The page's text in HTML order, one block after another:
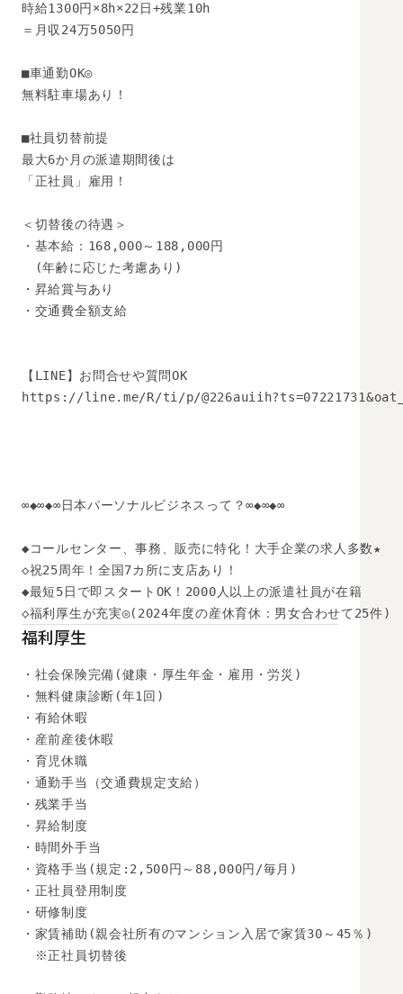
時給1300円×8h×22日+残業10h
＝月収24万5050円
■車通勤OK◎
無料駐車場あり！
■社員切替前提
最大6か月の派遣期間後は
「正社員」雇用！
＜切替後の待遇＞
・基本給：168,000～188,000円
(年齢に応じた考慮あり)
・昇給賞与あり
・交通費全額支給
【LINE】お問合せや質問OK
https://line.me/R/ti/p/
∞◆∞◆∞日本パーソナルビジネスって？∞◆∞◆∞
◆コールセンター、事務、販売に特化！大手企業の求人多数★
◇祝25周年！全国7カ所に支店あり！
◆最短5日で即スタートOK！2000人以上の派遣社員が在籍
◇福利厚生が充実◎(2024年度の産休育休：男女合わせて25件)
福利厚生
・社会保険完備(健康・厚生年金・雇用・労災)
・無料健康診断(年1回)
・有給休暇
・産前産後休暇
・育児休職
・通勤手当（交通費規定支給）
・残業手当
・昇給制度
・時間外手当
・資格手当(規定:2,500円～88,000円/毎月)
・正社員登用制度
・研修制度
・家賃補助(親会社所有のマンション入居で家賃30～45％)
※正社員切替後